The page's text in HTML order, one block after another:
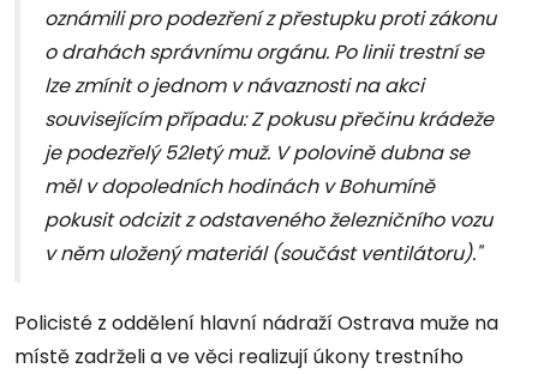
oznámili pro podezření z přestupku proti zákonu
o drahách správnímu orgánu. Po linii trestní se
lze zmínit o jednom v návaznosti na akci
souvisejícím případu: Z pokusu přečinu krádeže
je podezřelý 52letý muž. V polovině dubna se
měl v dopoledních hodinách v Bohumíně
pokusit odcizit z odstaveného železničního vozu
v něm uložený materiál (součást ventilátoru)."
Policisté z oddělení hlavní nádraží Ostrava muže na
místě zadrželi a ve věci realizují úkony trestního